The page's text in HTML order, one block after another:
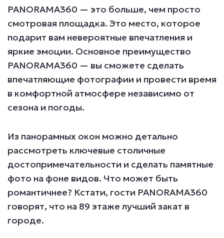
PANORAMA360 — это больше, чем просто
смотровая площадка. Это место, которое
подарит вам невероятные впечатления и
яркие эмоции. Основное преимущество
PANORAMA360 — вы сможете сделать
впечатляющие фотографии и провести время
в комфортной атмосфере независимо от
сезона и погоды.
Из панорамных окон можно детально
рассмотреть ключевые столичные
достопримечательности и сделать памятные
фото на фоне видов. Что может быть
романтичнее? Кстати, гости PANORAMA360
говорят, что на 89 этаже лучший закат в
городе.